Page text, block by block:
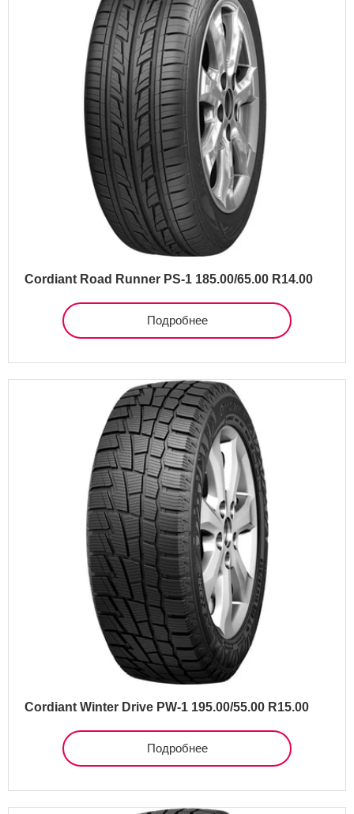
Cordiant Road Runner PS-1 185.00/65.00 R14.00
Подробнее
Cordiant Winter Drive PW-1 195.00/55.00 R15.00
Подробнее